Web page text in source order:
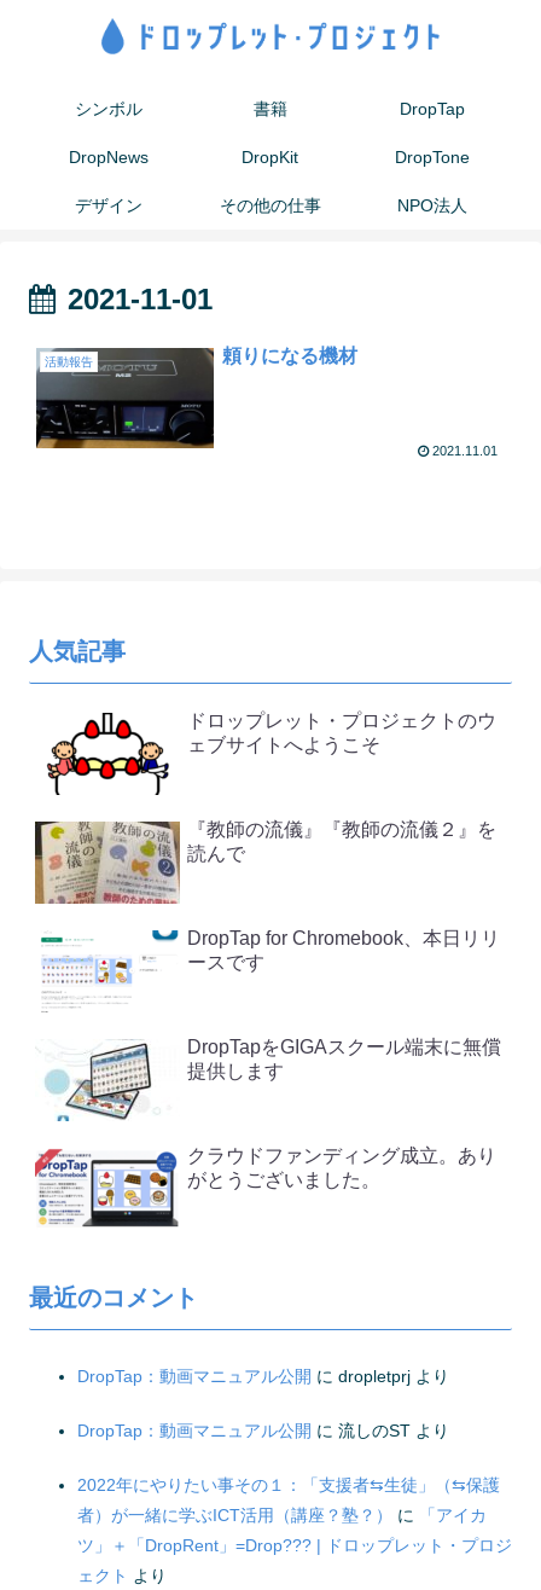
シンボル 書籍 DropTap
DropNews DropKit DropTone
デザイン その他の仕事 NPO法人
2021-11-01
活動報告 頼りになる機材
2021.11.01
人気記事
ドロップレット・プロジェクトのウ
ェブサイトへようこそ
『教師の流儀』『教師の流儀２』を
読んで
DropTap for Chromebook、本日リリ
ースです
DropTapをGIGAスクール端末に無償
提供します
クラウドファンディング成立。あり
がとうございました。
最近のコメント
DropTap：動画マニュアル公開 に dropletprj より
DropTap：動画マニュアル公開 に 流しのST より
2022年にやりたい事その１：「支援者⇆生徒」（⇆保護
者）が一緒に学ぶICT活用（講座？塾？）
に
「アイカ
ツ」＋「DropRent」=Drop??? | ドロップレット・プロジ
ェクト より